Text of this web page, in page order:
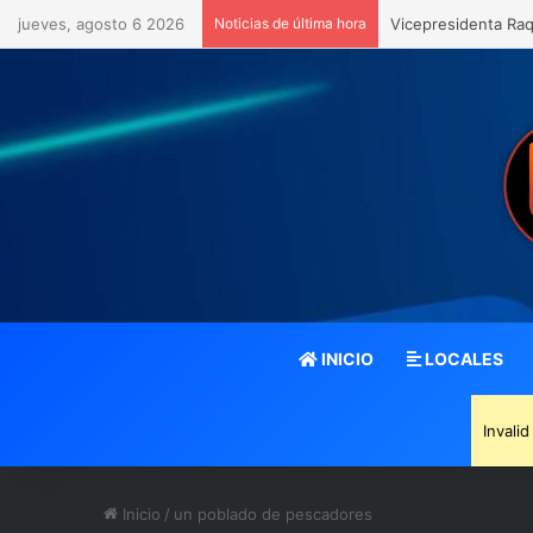
jueves, agosto 6 2026 Noticias de última hora Vicepresidenta
INICIO LOCALES
Inicio / un poblado de pescadores